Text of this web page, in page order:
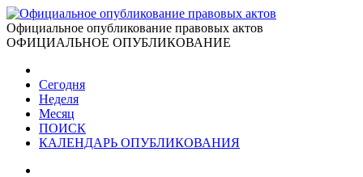
Официальное опубликование правовых актов
ОФИЦИАЛЬНОЕ ОПУБЛИКОВАНИЕ
Сегодня
Неделя
Месяц
ПОИСК
КАЛЕНДАРЬ ОПУБЛИКОВАНИЯ